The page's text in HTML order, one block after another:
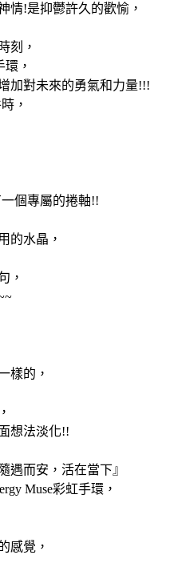
情!是抑鬱許久的歡愉，
刻，
，
加對未來的勇氣和力量!!!
，
個專屬的捲軸!!
的水晶，
，
樣的，
想法淡化!!
遇而安，活在當下』
Muse彩虹手環，
感覺，